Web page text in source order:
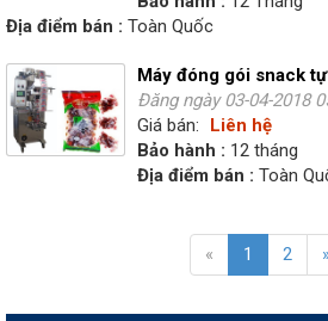
Địa điểm bán : Toàn Quốc
Máy đóng gói snack
Đăng ngày 03-04-2018
Giá bán:
Liên hệ
Bảo hành : 12 tháng
Địa điểm bán : Toàn
« 1 2